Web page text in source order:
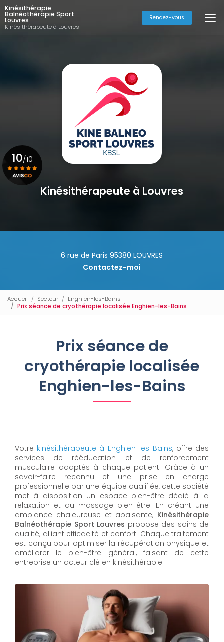
Aller
au
contenu
Kinésithérapie
Balnéothérapie Sport
Louvres
Kinésithérapeute à Louvres
Rendez-vous
Kinésithérapeute à Louvres
6 rue de Paris 95380 LOUVRES
Contactez-moi
10/10
Voir le certificat
Accueil Secteur
Enghien-les-Bains
Prix séance de cryothérapie localisée Enghien-les-Bains
Prix séance de
cryothérapie localisée
Enghien-les-Bains
Votre kinésithérapeute à Enghien-les-Bains, offre des
services de rééducation et de renforcement
musculaire adaptés à chaque patient. Grâce à un
savoir-faire reconnu et une prise en charge
professionnelle par une équipe qualifiée, cette société
met à disposition un espace bien-être dédié à la
relaxation et au massage bien-être. En créant une
ambiance chaleureuse et apaisante, Kinésithérapie
Balnéothérapie Sport Louvres propose des soins de
qualité, alliant efficacité et confort. Chaque traitement
est conçu pour optimiser la récupération physique et
améliorer le bien-être général, faisant de cette
entreprise un acteur clé en kinésithérapie.